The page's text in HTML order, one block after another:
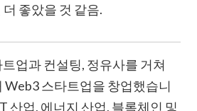
좋았을 것 같음.
업과 컨설팅, 정유사를 거쳐
Web3 스타트업을 창업했습니
산업, 에너지 산업, 블록체인 및